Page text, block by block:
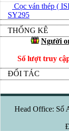
Cọc ván thép (
SY295
THỐNG KÊ
Người
Số lượt truy
ĐỐI TÁC
Head Office: Số